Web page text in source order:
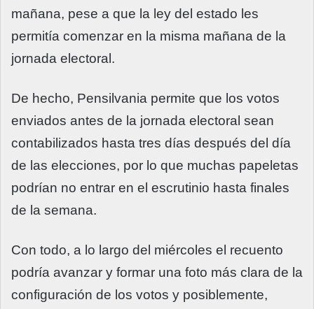
mañana, pese a que la ley del estado les
permitía comenzar en la misma mañana de la
jornada electoral.
De hecho, Pensilvania permite que los votos
enviados antes de la jornada electoral sean
contabilizados hasta tres días después del día
de las elecciones, por lo que muchas papeletas
podrían no entrar en el escrutinio hasta finales
de la semana.
Con todo, a lo largo del miércoles el recuento
podría avanzar y formar una foto más clara de la
configuración de los votos y posiblemente,